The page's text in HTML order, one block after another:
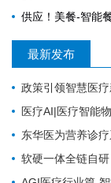
供应！美餐-智能餐柜
最新发布
政策引领智慧医疗新赛
医疗AI|医疗智能
东华医为营养诊
软硬一体全链自研！九星数